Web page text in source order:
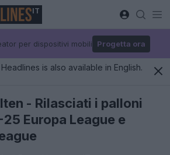
IT
per dispositivi mobili Progetta ora
is also available in English.
- Rilasciati i palloni
Europa League e